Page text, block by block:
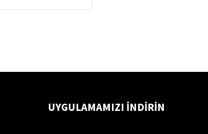
UYGULAMAMIZI İNDİRİN